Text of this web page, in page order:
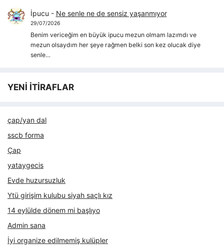
İpucu - Ne senle ne de sensiz yaşanmıyor
29/07/2026
Benim vericeğim en büyük ipucu mezun olmam lazımdı ve
mezun olsaydım her şeye rağmen belki son kez olucak diye
senle…
YENİ İTİRAFLAR
çap/yan dal
sscb forma
Çap
yataygecis
Evde huzursuzluk
Ytü girişim kulubu siyah saçlı kız
14 eylülde dönem mi başlıyo
Admin sana
İyi organize edilmemiş kulüpler